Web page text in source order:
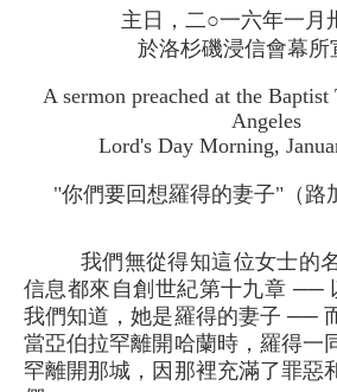
主日，二○一六年一月
於洛杉磯浸信會幕所
A sermon preached at the
Angeles
Lord's Day Morning,
"你們要回想羅得的妻子"（路
我們無從得知這位女士的
信息都來自創世紀第十九章 ──
我們知道，她是羅得的妻子 ──
當亞伯拉罕離開哈蘭時，羅得一
罕離開那城，因那裡充滿了罪惡